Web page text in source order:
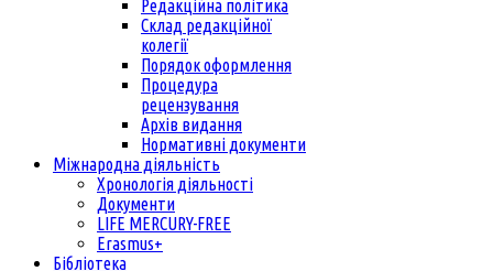
Редакційна політика
Склад редакційної
колегії
Порядок оформлення
Процедура
рецензування
Архів видання
Нормативні документи
Міжнародна діяльність
Хронологія діяльності
Документи
LIFE MERCURY-FREE
Erasmus+
Бібліотека